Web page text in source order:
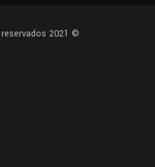
2021 ©